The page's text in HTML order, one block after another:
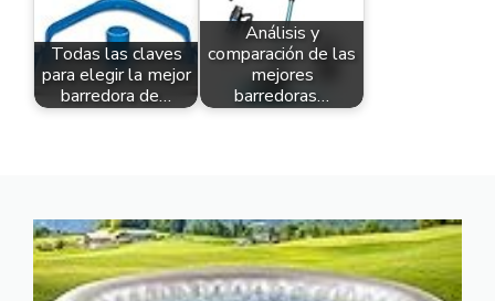
Todas las claves
para elegir la mejor
barredora de…
Análisis y
comparación de las
mejores
barredoras…